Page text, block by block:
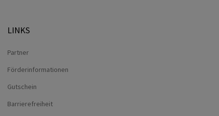
LINKS
Partner
Förderinformationen
Gutschein
Barrierefreiheit